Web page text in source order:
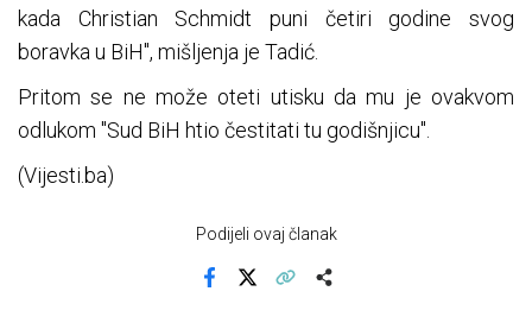
kada Christian Schmidt puni četiri godine svog
boravka u BiH", mišljenja je Tadić.
Pritom se ne može oteti utisku da mu je ovakvom
odlukom "Sud BiH htio čestitati tu godišnjicu".
(Vijesti.ba)
Podijeli ovaj članak